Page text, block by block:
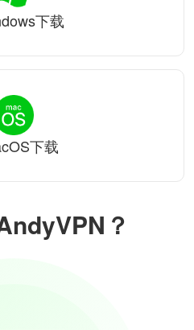
？
下载
下载